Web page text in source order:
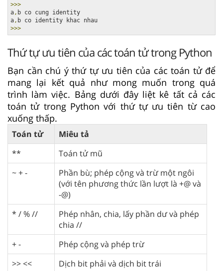
>>>
a , b co cung identity
a ,
>>>
Thứ tự ưu tiên của các toán tử trong Python
Bạn cần chú ý thứ tự ưu tiên của các toán tử để
mang lại kết quả như mong muốn trong quá
trình làm việc. Bảng dưới đây liệt kê tất cả các
toán tử trong Python với thứ tự ưu tiên từ cao
xuống thấp.
Toán tử
Miêu tả
**
Toán tử mũ
~ + -
Phần bù; phép cộng và trừ một ngôi
(với tên phương thức lần lượt là +@ và
-@)
* / % //
Phép nhân, chia, lấy phần dư và phép
chia //
+ -
Phép cộng và phép trừ
>> <<
Dịch bit phải và dịch bit trái